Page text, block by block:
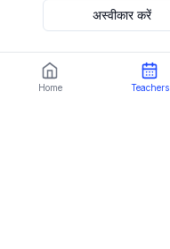
अस्वीकार करें
Home Teachers